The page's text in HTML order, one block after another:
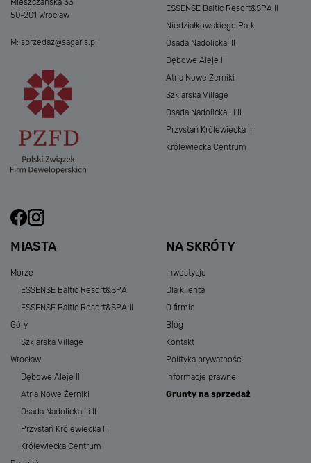
50-201 Wrocław
M: sprzedaz@sagaris.pl
ESSENSE Baltic Resort&SPA II
Niedziałkowskiego Park
Osada Nadolicka III
Dębowe Aleje III
Atria Nowe Żerniki
Szklarska Village
Osada Nadolicka I i II
Przystań Królewiecka III
Królewiecka Centrum
MIASTA
Morze
ESSENSE Baltic Resort&SPA
ESSENSE Baltic Resort&SPA II
Góry
Szklarska Village
Wrocław
Dębowe Aleje III
Atria Nowe Żerniki
Osada Nadolicka I i II
Przystań Królewiecka III
Królewiecka Centrum
NA SKRÓTY
Inwestycje
Dla klienta
O firmie
Blog
Kontakt
Polityka prywatności
Informacje prawne
Grunty na sprzedaż